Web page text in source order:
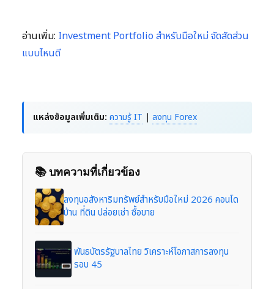
อ่านเพิ่ม: Investment Portfolio สำหรับมือใหม่ จัดสัดส่วน
แบบไหนดี
แหล่งข้อมูลเพิ่มเติม: ความรู้ IT | ลงทุน Forex
📚 บทความที่เกี่ยวข้อง
ลงทุนอสังหาริมทรัพย์สำหรับมือใหม่ 2026 คอนโด
บ้าน ที่ดิน ปล่อยเช่า ซื้อขาย
พันธบัตรรัฐบาลไทย วิเคราะห์โอกาสการลงทุน
รอบ 45